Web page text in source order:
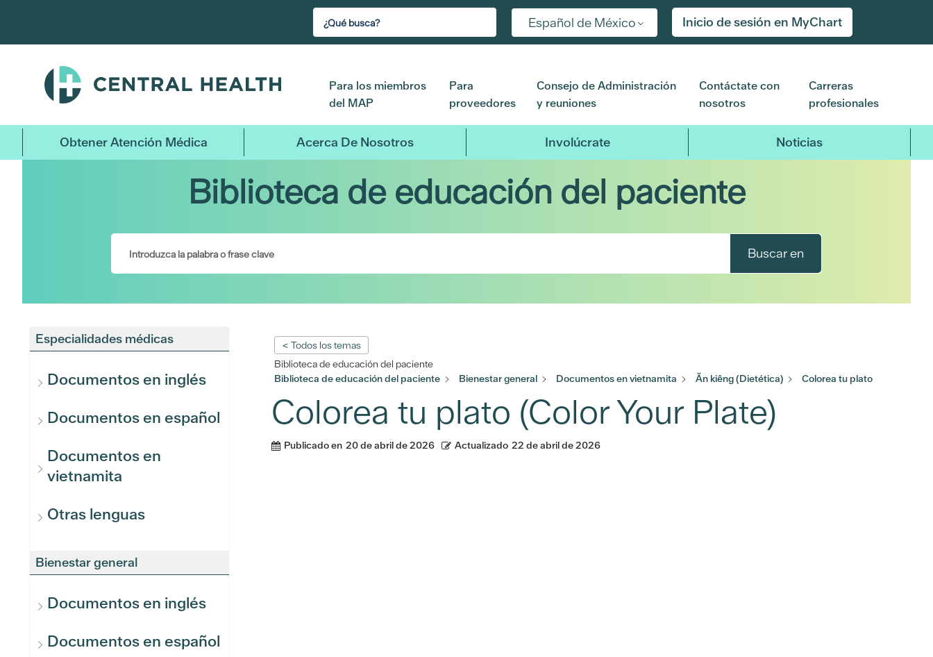
contenido
Español de México Inicio de sesión en MyChart
Para los miembros
del MAP
Para
proveedores
Consejo de Administración
y reuniones
Contáctate con
nosotros
Carreras
profesionales
Obtener Atención Médica Acerca De Nosotros Involúcrate Noticias
Biblioteca de educación del paciente
Buscar en
Especialidades médicas
Documentos en inglés
Documentos en español
Documentos en
vietnamita
Otras lenguas
Bienestar general
Documentos en inglés
Documentos en español
< Todos los temas
Biblioteca de educación del paciente
Biblioteca de educación del paciente
Bienestar general Documentos en vietnamita Ăn kiêng (Dietética) Colorea tu plato
Colorea tu plato (Color Your Plate)
Publicado en 20 de abril de 2026 Actualizado 22 de abril de 2026